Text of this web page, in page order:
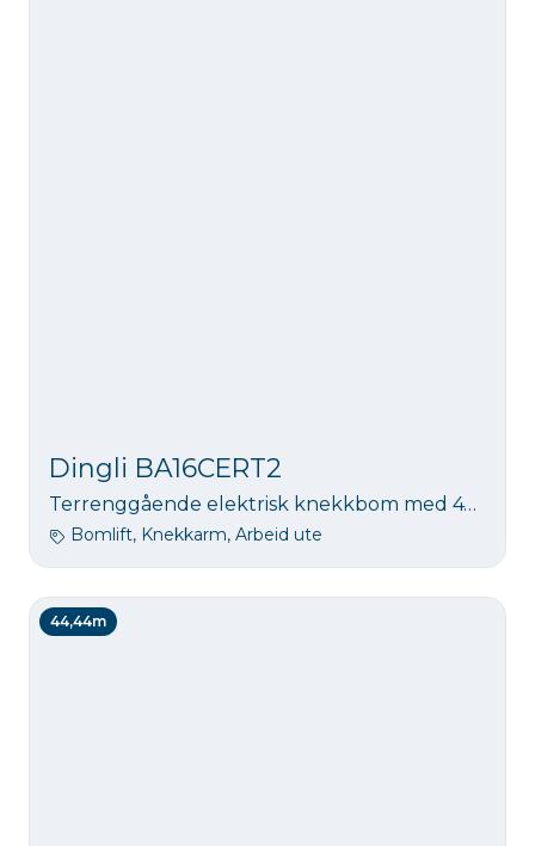
Dingli BA16CERT2
Terrenggående elektrisk knekkbom med 4WS og 4WD. Stor kurv og 320 kg i kurv.
Bomlift, Knekkarm, Arbeid ute
44,44m